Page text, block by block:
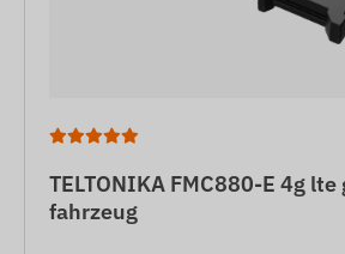
TELTONIKA FMC880-E 4g
fahrzeug